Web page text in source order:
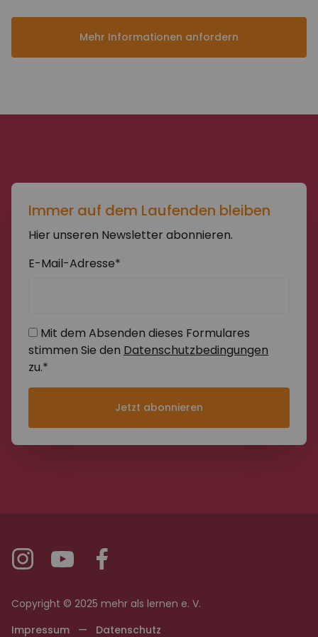
Mehr Informationen anfordern
Immer auf dem Laufenden bleiben
Hier unseren Newsletter abonnieren.
E-Mail-Adresse*
Mit dem Absenden dieses Formulares
stimmen Sie den Datenschutzbedingungen
zu.*
Jetzt abonnieren
Copyright © 2025 mehr als lernen e. V.
Impressum
— Datenschutz